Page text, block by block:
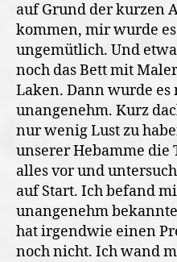
auf Grund der kurzen
kommen, mir wurde
ungemütlich. Und
noch das Bett mit
Laken. Dann wurde
unangenehm. Kurz
nur wenig Lust zu
unserer Hebamme die
alles vor und
auf Start. Ich befand
unangenehm
hat irgendwie einen
noch nicht. Ich wand